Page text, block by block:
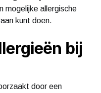
mogelijke allergische
kunt doen.
bij
door een